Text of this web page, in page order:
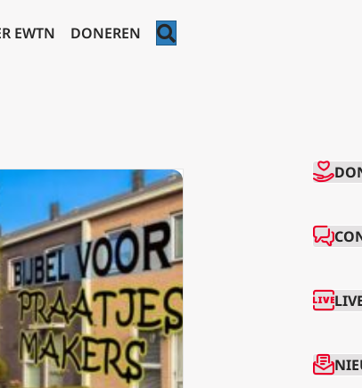
EWTN DONEREN